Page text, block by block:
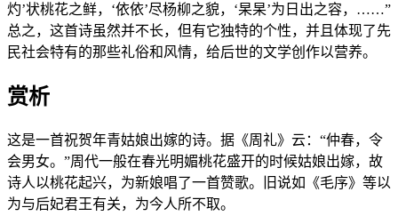
灼’状桃花之鲜，‘依依’尽杨柳之貌，‘杲杲’为日出之容，……”
总之，这首诗虽然并不长，但有它独特的个性，并且体现了先
民社会特有的那些礼俗和风情，给后世的文学创作以营养。
赏析
这是一首祝贺年青姑娘出嫁的诗。据《周礼》云：“仲春，令
会男女。”周代一般在春光明媚桃花盛开的时候姑娘出嫁，故
诗人以桃花起兴，为新娘唱了一首赞歌。旧说如《毛序》等以
为与后妃君王有关，为今人所不取。